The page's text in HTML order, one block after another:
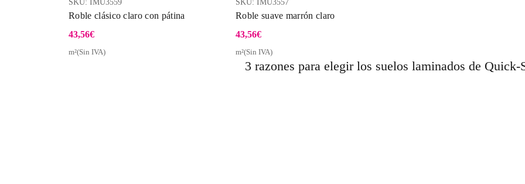
SKU: IMU3559
Roble clásico claro con pátina
43,56€
m²(Sin IVA)
SKU: IMU3557
Roble suave marrón claro
43,56€
m²(Sin IVA)
3 razones para elegir los suelos laminados de Quick-